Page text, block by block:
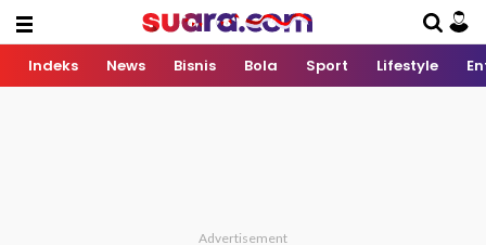
Indeks News Bisnis Bola Sport Lifestyle